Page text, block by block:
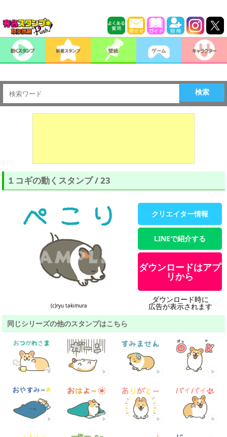
検索
１コギの動くスタンプ / 23
(c)ryu takimura
クリエイター情報
LINEで紹介する
ダウンロードはアプ
リから
ダウンロード時に
広告が表示されます
同じシリーズの他のスタンプはこちら